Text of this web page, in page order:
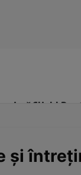
viațăClick!